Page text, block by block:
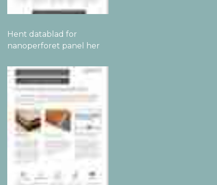
Hent datablad for
nanoperforet panel her